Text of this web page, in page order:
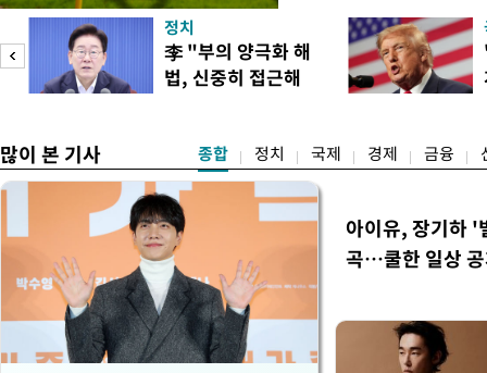
구계에 따르면 국회의 한
년 국제심판 10여 명에게
축구협회는 외국인 심판과
수십만원에서 많게는 100
정치
李 "부의 양극화 해
법, 신중히 접근해
많이 본 기사 종합 정치 국제 경제 금융
아이유, 장기하 '
곡…쿨한 일상